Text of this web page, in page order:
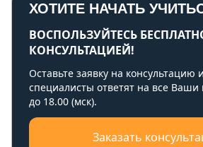
ХОТИТЕ НАЧАТЬ
ВОСПОЛЬЗУЙТЕСЬ
КОНСУЛЬТАЦИЕЙ!
Оставьте заявку на консультацию
специалисты ответят на все Ваши
до 18.00 (мск).
Заказать